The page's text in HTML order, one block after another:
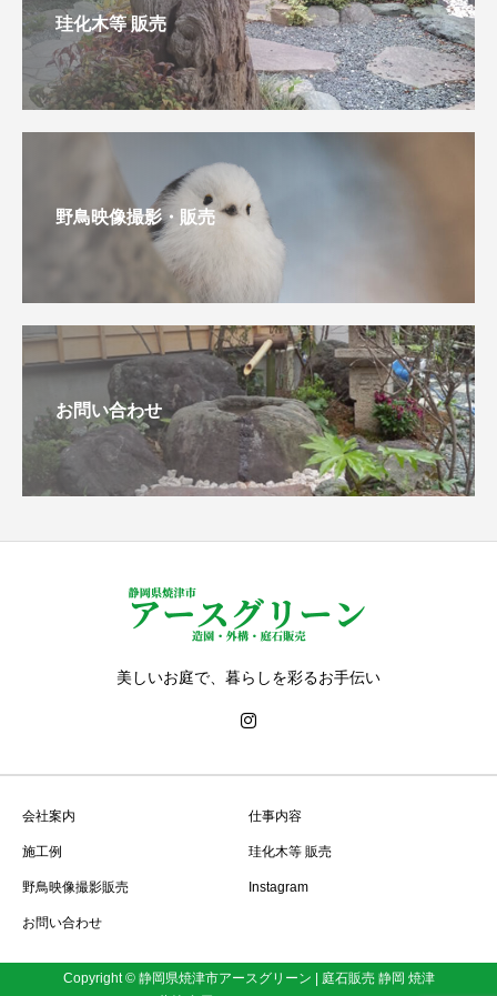
珪化木等 販売
野鳥映像撮影・販売
お問い合わせ
美しいお庭で、暮らしを彩るお手伝い
会社案内 仕事内容
施工例 珪化木等 販売
野鳥映像撮影販売 Instagram
お問い合わせ
Copyright © 静岡県焼津市アースグリーン | 庭石販売 静岡 焼津